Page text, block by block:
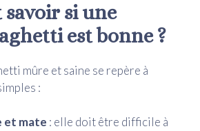
si une
est bonne ?
mûre et saine se repère à
:
et mate : elle doit être difficile à